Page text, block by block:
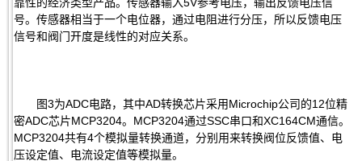
号。传感器相当于一个电位器，通过电阻进行分压，所以反馈电压
信号和阀门开度是线性的对应关系。
图3为ADC电路，其中AD转换芯片采用Microchip公司的12位精
密ADC芯片MCP3204。MCP3204通过SSC串口和XC164CM通信。
MCP3204共有4个模拟量转换通道，分别用来转换阀位反馈值、电
压设定值、电流设定值等模拟量。